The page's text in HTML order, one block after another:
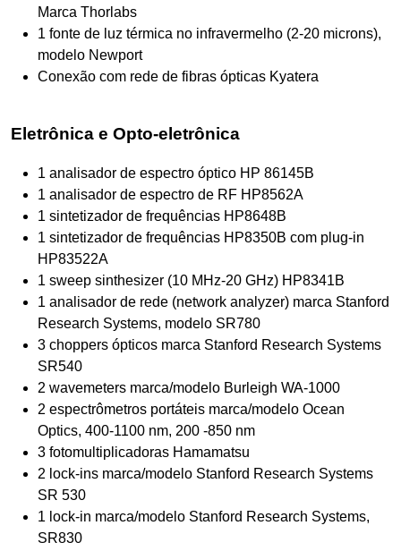
Marca Thorlabs
1 fonte de luz térmica no infravermelho (2-20 microns),
modelo Newport
Conexão com rede de fibras ópticas Kyatera
Eletrônica e Opto-eletrônica
1 analisador de espectro óptico HP 86145B
1 analisador de espectro de RF HP8562A
1 sintetizador de frequências HP8648B
1 sintetizador de frequências HP8350B com plug-in
HP83522A
1 sweep sinthesizer (10 MHz-20 GHz) HP8341B
1 analisador de rede (network analyzer) marca Stanford
Research Systems, modelo SR780
3 choppers ópticos marca Stanford Research Systems
SR540
2 wavemeters marca/modelo Burleigh WA-1000
2 espectrômetros portáteis marca/modelo Ocean
Optics, 400-1100 nm, 200 -850 nm
3 fotomultiplicadoras Hamamatsu
2 lock-ins marca/modelo Stanford Research Systems
SR 530
1 lock-in marca/modelo Stanford Research Systems,
SR830